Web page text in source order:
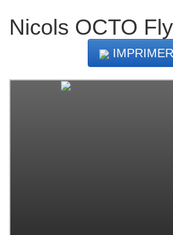
Nicols OCTO
IMPRIMER